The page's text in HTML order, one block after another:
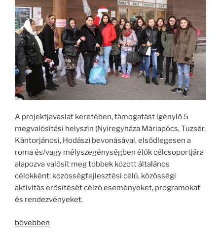
A projektjavaslat keretében, támogatást igénylő 5
megvalósítási helyszín (Nyíregyháza Máriapócs, Tuzsér,
Kántorjánosi, Hodász) bevonásával, elsődlegesen a
roma és/vagy mélyszegénységben élők célcsoportjára
alapozva valósít meg többek között általános
célokként: közösségfejlesztési célú, közösségi
aktivitás erősítését célzó eseményeket, programokat
és rendezvényeket.
„A
bővebben